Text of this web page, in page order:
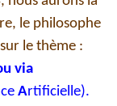
le philosophe
le thème :
via
Artificielle).